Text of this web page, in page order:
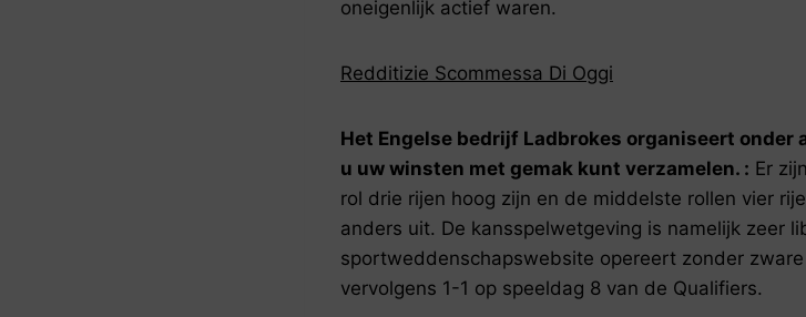
oneigenlijk actief waren.
Redditizie Scommessa Di Oggi
Het Engelse bedrijf Ladbrokes organiseert
u uw winsten met gemak kunt verzamelen. : Er
rol drie rijen hoog zijn en de middelste rollen vier
anders uit. De kansspelwetgeving is namelijk zeer
sportweddenschapswebsite opereert zonder
vervolgens 1-1 op speeldag 8 van de Qualifiers.